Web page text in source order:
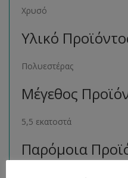
Χρυσό
Υλικό
Πολυεστέρας
Μέγεθος
5,5 εκατοστά
Παρόμοια